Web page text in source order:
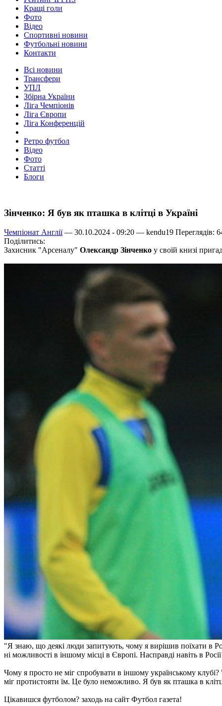
Кращі голи
Фото
Відео
Спортивні новини
Футбольні новини
Контакти
Всі новини
Трансфери
УПЛ
Збірна України
Ліга Чемпіонів
Ліга Європи
Ліга Конференцій
Ретро футбол
Відео
Фото
Статті
Блоги
Зінченко: Я був як пташка в клітці в Україні
Чемпіонат Англії— 30.10.2024 - 09:20 — kendu19 Переглядів:
Поділитись:
Захисник "Арсеналу" Олександр Зінченко у своїй книзі
"Я знаю, що деякі люди запитують, чому я вирішив поїхати в
ні можливості в іншому місці в Європі. Насправді навіть в
Чому я просто не міг спробувати в іншому українському
міг протистояти їм. Це було неможливо. Я був як пташка в
Цікавишся футболом? заходь на сайт Футбол газета!